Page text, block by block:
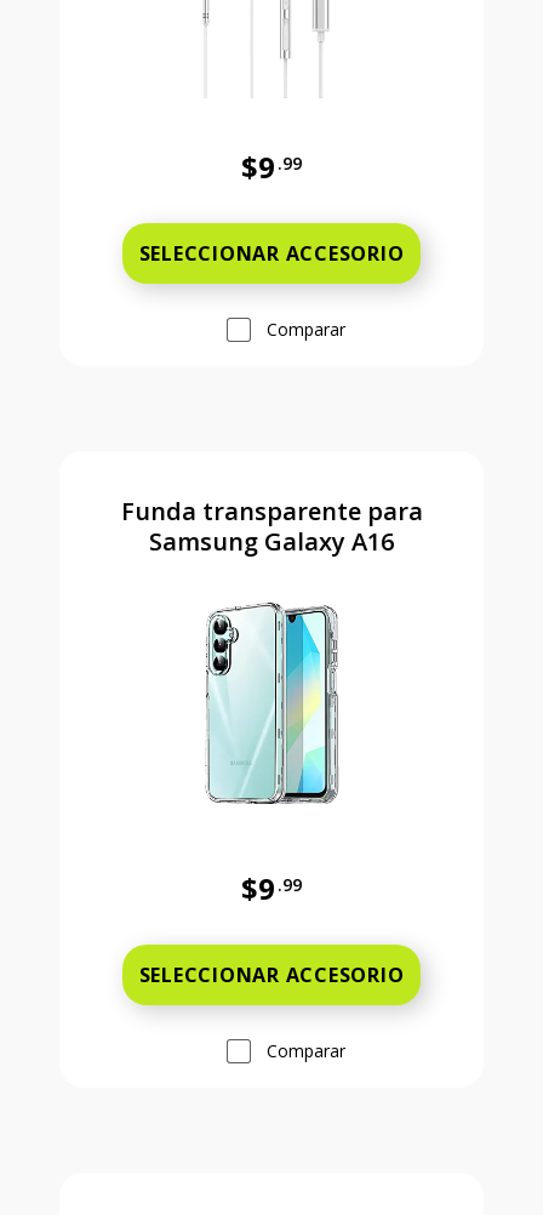
$9 .99
SELECCIONAR ACCESORIO
Comparar
Funda transparente para
Samsung Galaxy A16
$9 .99
SELECCIONAR ACCESORIO
Comparar